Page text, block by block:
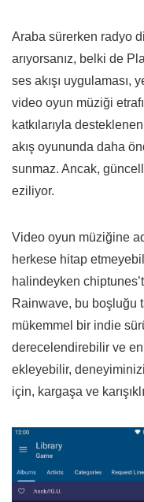
Araba sürerken radyo
arıyorsanız, belki de
ses akışı uygulaması,
video oyun müziği
katkılarıyla
akış oyununda daha
sunmaz. Ancak,
eziliyor.
Video oyun müziğine
herkese hitap
halindeyken
Rainwave, bu boşluğu
mükemmel bir indie
derecelendirebilir ve
ekleyebilir,
için, kargaşa ve